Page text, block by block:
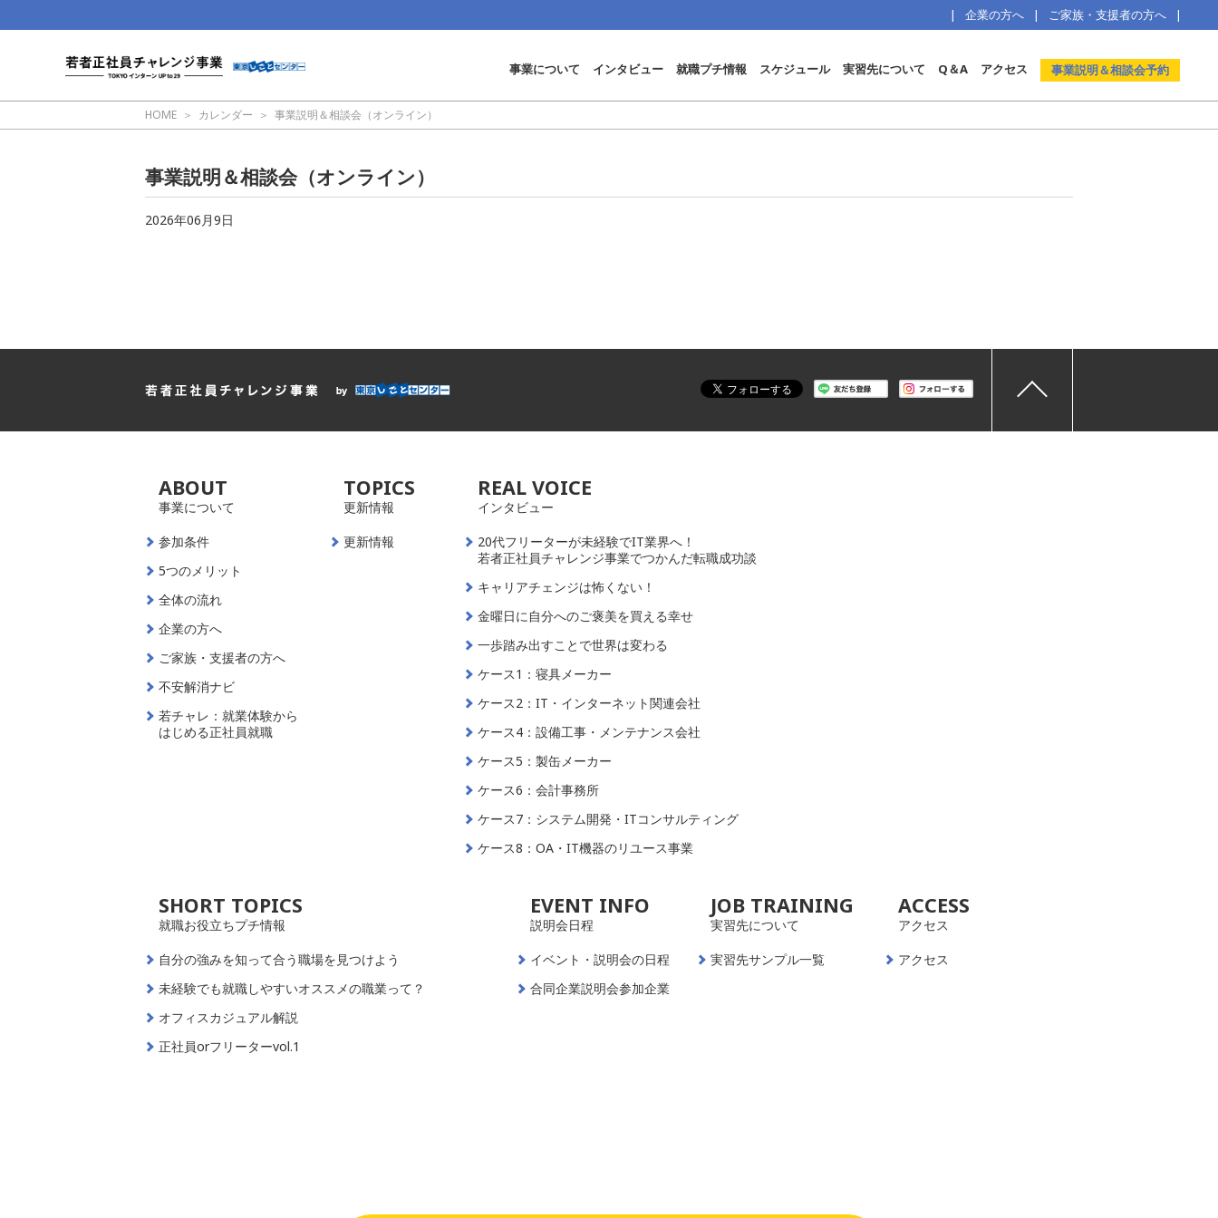
企業の方へ ご家族・支援者の方へ
事業について インタビュー 就職プチ情報 スケジュール 実習先について Q＆A アクセス 事業説明＆相談会予約
HOME カレンダー 事業説明＆相談会（オンライン）
事業説明＆相談会（オンライン）
2026年06月9日
ABOUT
事業について
参加条件
5つのメリット
全体の流れ
企業の方へ
ご家族・支援者の方へ
不安解消ナビ
若チャレ：就業体験から
はじめる正社員就職
TOPICS
更新情報
更新情報
REAL VOICE
インタビュー
20代フリーターが未経験でIT業界へ！
若者正社員チャレンジ事業でつかんだ転職成功談
キャリアチェンジは怖くない！
金曜日に自分へのご褒美を買える幸せ
一歩踏み出すことで世界は変わる
ケース1：寝具メーカー
ケース2：IT・インターネット関連会社
ケース4：設備工事・メンテナンス会社
ケース5：製缶メーカー
ケース6：会計事務所
ケース7：システム開発・ITコンサルティング
ケース8：OA・IT機器のリユース事業
SHORT TOPICS
就職お役立ちプチ情報
自分の強みを知って合う職場を見つけよう
未経験でも就職しやすいオススメの職業って？
オフィスカジュアル解説
正社員orフリーターvol.1
EVENT INFO
説明会日程
イベント・説明会の日程
合同企業説明会参加企業
JOB TRAINING
実習先について
実習先サンプル一覧
ACCESS
アクセス
アクセス